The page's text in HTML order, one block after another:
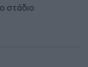
στάδιο